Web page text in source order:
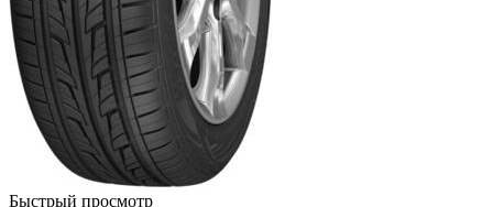
Быстрый просмотр